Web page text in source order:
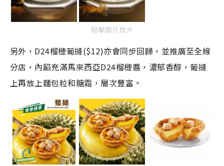
點擊圖片放大
另外，D24榴槤葡撻($12)亦會同步回歸，並推廣至全線
分店，內餡充滿馬來西亞D24榴槤醬，濃郁香醇，葡撻
上再放上麵包粒和糖霜，層次豐富。